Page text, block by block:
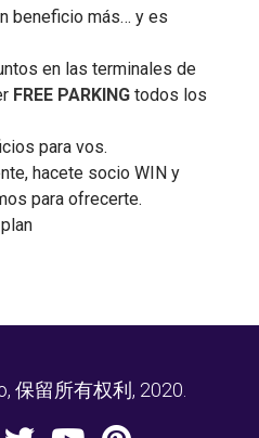
beneficio más… y es
en las terminales de
FREE PARKING todos los
para vos.
hacete socio WIN y
para ofrecerte.
保留所有权利, 2020.